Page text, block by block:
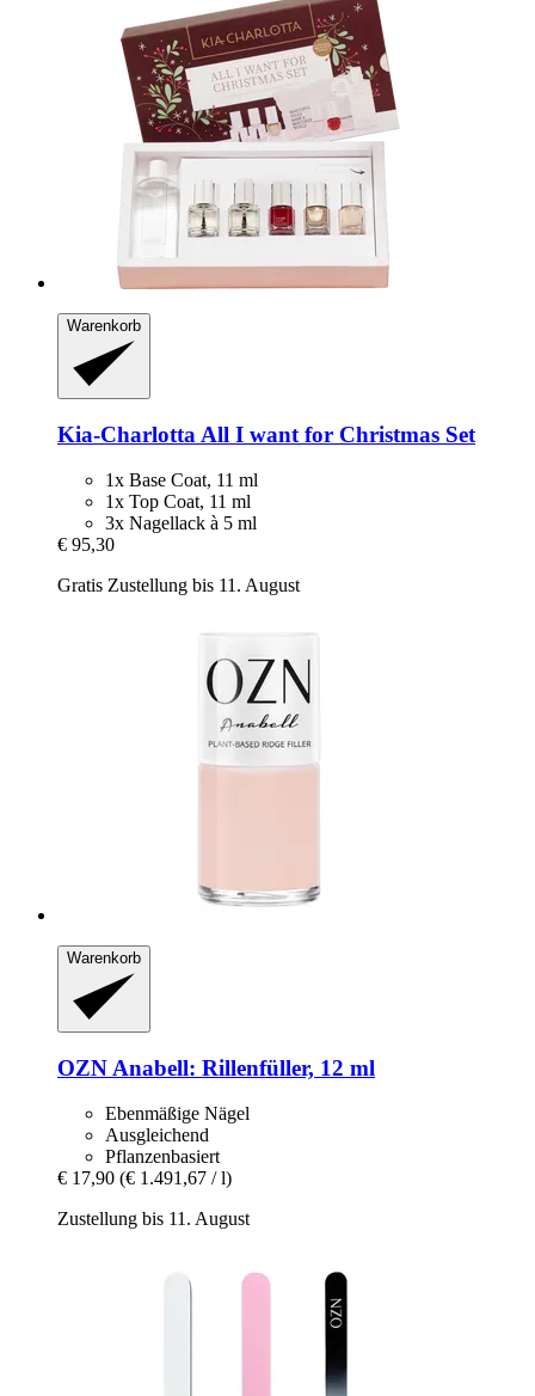
Warenkorb
Kia-Charlotta All I want for Christmas Set
1x Base Coat, 11 ml
1x Top Coat, 11 ml
3x Nagellack à 5 ml
€ 95,30
Gratis Zustellung bis 11. August
Warenkorb
OZN Anabell: Rillenfüller, 12 ml
Ebenmäßige Nägel
Ausgleichend
Pflanzenbasiert
€ 17,90 (€ 1.491,67 / l)
Zustellung bis 11. August